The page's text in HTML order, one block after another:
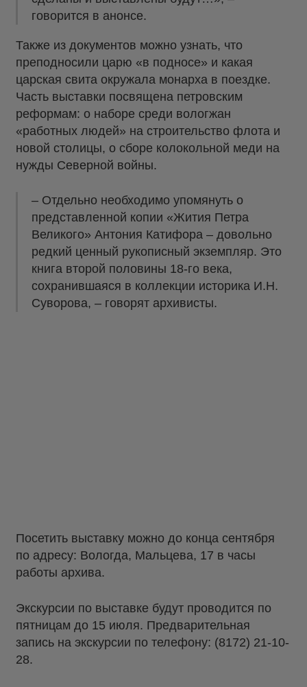
говорится в анонсе.
Также из документов можно узнать, что
преподносили царю «в подносе» и какая
царская свита окружала монарха в поездке.
Часть выставки посвящена петровским
реформам: о наборе среди вологжан
«работных людей» на строительство флота и
новой столицы, о сборе колокольной меди на
нужды Северной войны.
– Отдельно необходимо упомянуть о
представленной копии «Жития Петра
Великого» Антония Катифора – довольно
редкий ценный рукописный экземпляр. Это
книга второй половины 18-го века,
сохранившаяся в коллекции историка И.Н.
Суворова, – говорят архивисты.
Посетить выставку можно до конца сентября
по адресу: Вологда, Мальцева, 17 в часы
работы архива.
Экскурсии по выставке будут проводится по
пятницам до 15 июля. Предварительная
запись на экскурсии по телефону: (8172) 21-10-
28.